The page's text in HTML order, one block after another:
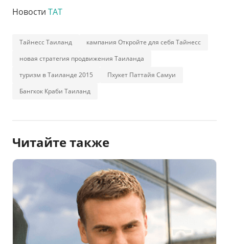
Новости ТАТ
Тайнесс Таиланд
кампания Откройте для себя Тайнесс
новая стратегия продвижения Таиланда
туризм в Таиланде 2015
Пхукет Паттайя Самуи
Бангкок Краби Таиланд
Читайте также